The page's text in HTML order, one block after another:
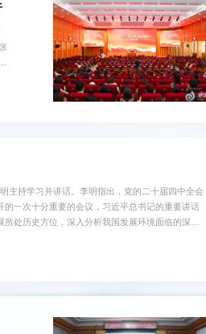
主持学习并讲话。李明指出，党的二十届四中全会
的一次十分重要的会议，习近平总书记的重要讲话
处历史方位，深入分析我国发展环境面临的深刻